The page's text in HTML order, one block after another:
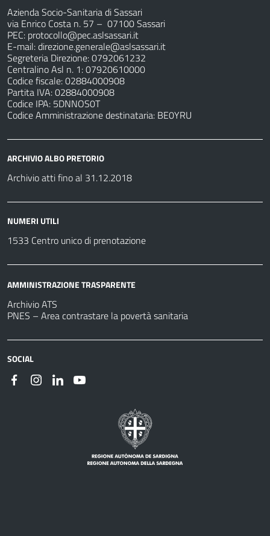
Azienda Socio-Sanitaria di Sassari
via Enrico Costa n. 57 – 07100 Sassari
PEC: protocollo@pec.aslsassari.it
E-mail:direzione.generale@aslsassari.it
Segreteria Direzione: 0792061232
Centralino Asl n. 1: 07920610000
Codice fiscale: 02884000908
Partita IVA: 02884000908
Codice IPA: 5DNNOS0T
Codice Amministrazione destinataria: BE0YRU
ARCHIVIO ALBO PRETORIO
Archivio atti fino al 31.12.2018
NUMERI UTILI
1533 Centro unico di prenotazione
AMMINISTRAZIONE TRASPARENTE
Archivio ATS
PNES – Area contrastare la povertà sanitaria
SOCIAL